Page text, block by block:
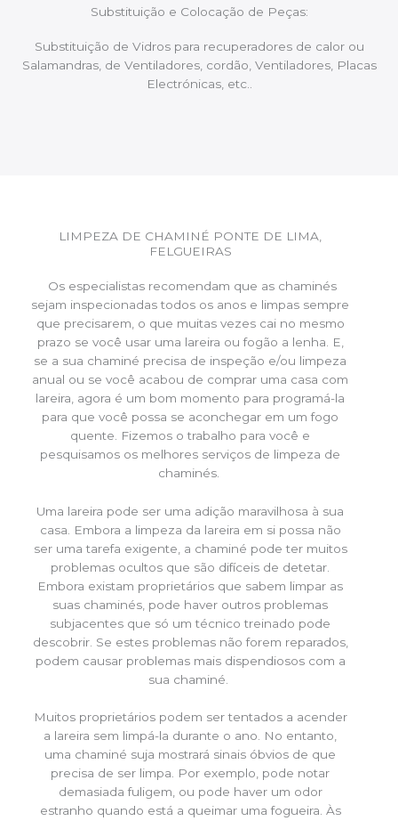
Substituição e Colocação de Peças:
Substituição de Vidros para recuperadores de calor ou
Salamandras, de Ventiladores, cordão, Ventiladores, Placas
Electrónicas, etc..
LIMPEZA DE CHAMINÉ PONTE DE LIMA,
FELGUEIRAS
Os especialistas recomendam que as chaminés
sejam inspecionadas todos os anos e limpas sempre
que precisarem, o que muitas vezes cai no mesmo
prazo se você usar uma lareira ou fogão a lenha. E,
se a sua chaminé precisa de inspeção e/ou limpeza
anual ou se você acabou de comprar uma casa com
lareira, agora é um bom momento para programá-la
para que você possa se aconchegar em um fogo
quente. Fizemos o trabalho para você e
pesquisamos os melhores serviços de limpeza de
chaminés.
Uma lareira pode ser uma adição maravilhosa à sua
casa. Embora a limpeza da lareira em si possa não
ser uma tarefa exigente, a chaminé pode ter muitos
problemas ocultos que são difíceis de detetar.
Embora existam proprietários que sabem limpar as
suas chaminés, pode haver outros problemas
subjacentes que só um técnico treinado pode
descobrir. Se estes problemas não forem reparados,
podem causar problemas mais dispendiosos com a
sua chaminé.
Muitos proprietários podem ser tentados a acender
a lareira sem limpá-la durante o ano. No entanto,
uma chaminé suja mostrará sinais óbvios de que
precisa de ser limpa. Por exemplo, pode notar
demasiada fuligem, ou pode haver um odor
estranho quando está a queimar uma fogueira. Às